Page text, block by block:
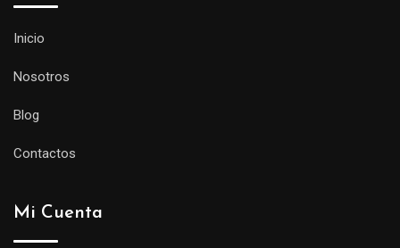
Inicio
Nosotros
Blog
Contactos
Mi Cuenta